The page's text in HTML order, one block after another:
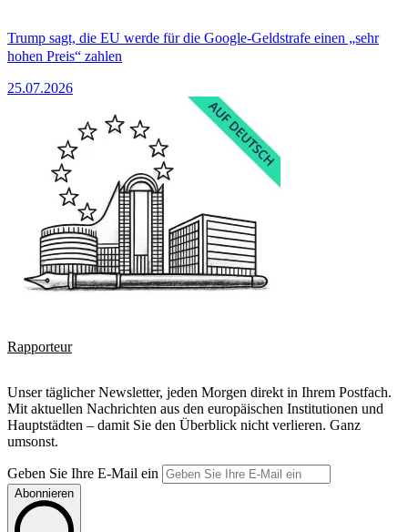
Trump sagt, die EU werde für die Google-Geldstrafe einen „sehr
hohen Preis“ zahlen
25.07.2026
Rapporteur
Unser täglicher Newsletter, jeden Morgen direkt in Ihrem Postfach.
Mit aktuellen Nachrichten aus den europäischen Institutionen und
Hauptstädten – damit Sie den Überblick nicht verlieren. Ganz
umsonst.
Geben Sie Ihre E-Mail ein
Abonnieren